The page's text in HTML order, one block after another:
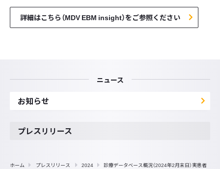
詳細はこちら（MDV EBM insight）をご参照ください
ニュース
お知らせ
プレスリリース
ホーム プレスリリース 2024 診療データベース概況（2024年2月末日）実患者